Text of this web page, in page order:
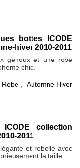
bottes ICODE
hiver 2010-2011
genoux et une robe
chic.
Robe
Automne Hiver
collection
2011
et rebelle avec
la taille.